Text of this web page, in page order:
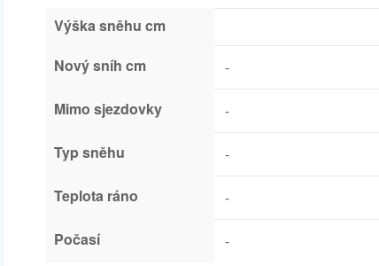
Výška sněhu cm
Nový sníh cm
-
Mimo sjezdovky -
Typ sněhu -
Teplota ráno -
Počasí -